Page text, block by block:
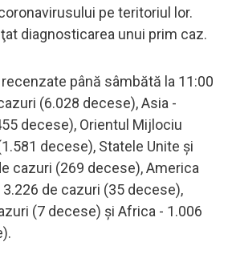
pe teritoriul lor.
diagnosticarea unui prim caz.
până sâmbătă la 11:00
(6.028 decese), Asia -
decese), Orientul Mijlociu
decese), Statele Unite şi
cazuri (269 decese), America
3.226 de cazuri (35 decese),
(7 decese) şi Africa - 1.006